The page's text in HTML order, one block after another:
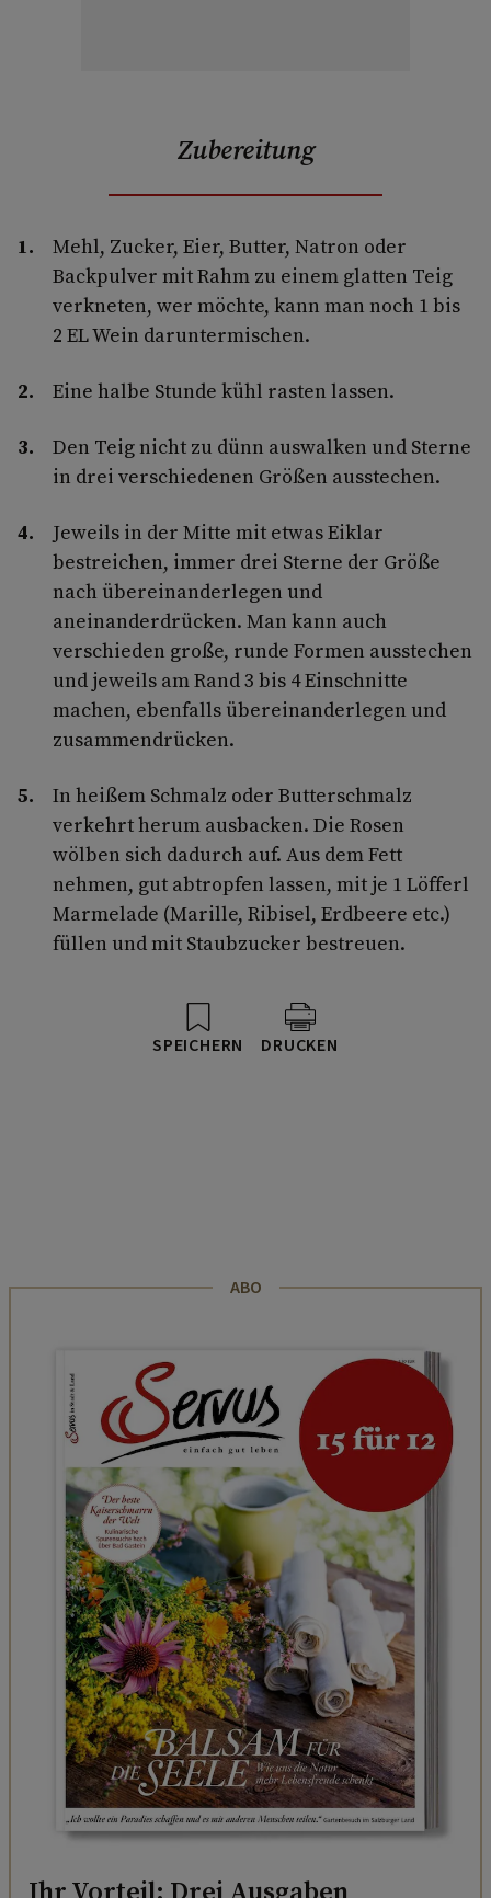
Zubereitung
Mehl, Zucker, Eier, Butter, Natron oder
Backpulver mit Rahm zu einem glatten Teig
verkneten, wer möchte, kann man noch 1 bis
2 EL Wein daruntermischen.
Eine halbe Stunde kühl rasten lassen.
Den Teig nicht zu dünn auswalken und Sterne
in drei verschiedenen Größen ausstechen.
Jeweils in der Mitte mit etwas Eiklar
bestreichen, immer drei Sterne der Größe
nach übereinanderlegen und
aneinanderdrücken. Man kann auch
verschieden große, runde Formen ausstechen
und jeweils am Rand 3 bis 4 Einschnitte
machen, ebenfalls übereinanderlegen und
zusammendrücken.
In heißem Schmalz oder Butterschmalz
verkehrt herum ausbacken. Die Rosen
wölben sich dadurch auf. Aus dem Fett
nehmen, gut abtropfen lassen, mit je 1 Löfferl
Marmelade (Marille, Ribisel, Erdbeere etc.)
füllen und mit Staubzucker bestreuen.
SPEICHERN DRUCKEN
ABO
Ihr Vorteil: Drei Ausgaben